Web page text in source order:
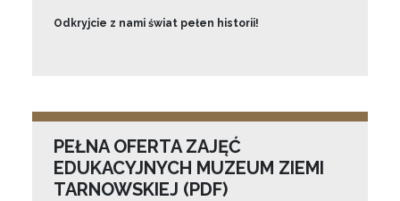
Odkryjcie z nami świat pełen historii!
PEŁNA OFERTA ZAJĘĆ
EDUKACYJNYCH MUZEUM ZIEMI
TARNOWSKIEJ (PDF)